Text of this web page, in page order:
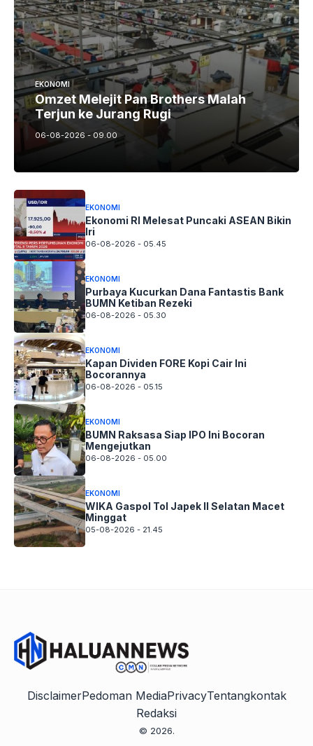
EKONOMI
Omzet Melejit Pan Brothers Malah
Terjun ke Jurang Rugi
06-08-2026 - 09.00
EKONOMI
Ekonomi RI Melesat Puncaki ASEAN Bikin
Iri
06-08-2026 - 05.45
EKONOMI
Purbaya Kucurkan Dana Fantastis Bank
BUMN Ketiban Rezeki
06-08-2026 - 05.30
EKONOMI
Kapan Dividen FORE Kopi Cair Ini
Bocorannya
06-08-2026 - 05.15
EKONOMI
BUMN Raksasa Siap IPO Ini Bocoran
Mengejutkan
06-08-2026 - 05.00
EKONOMI
WIKA Gaspol Tol Japek II Selatan Macet
Minggat
05-08-2026 - 21.45
DisclaimerPedoman MediaPrivacyTentangkontak
Redaksi
© 2026.